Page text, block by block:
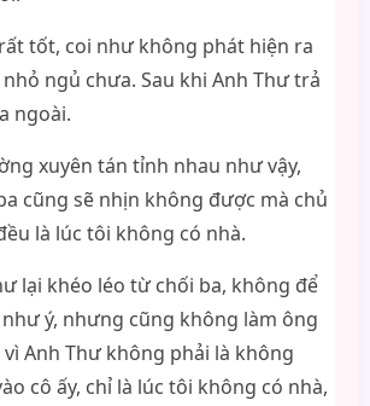
tốt, coi như không phát hiện ra
ngủ chưa. Sau khi Anh Thư trả
ngoài.
xuyên tán tỉnh nhau như vậy,
cũng sẽ nhịn không được mà chủ
là lúc tôi không có nhà.
lại khéo léo từ chối ba, không để
ý, nhưng cũng không làm ông
vì Anh Thư không phải là không
cô ấy, chỉ là lúc tôi không có nhà,